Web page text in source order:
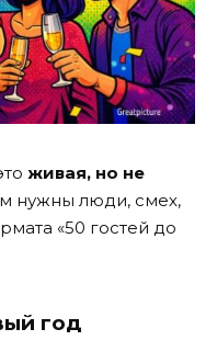
живая, но не
нужны люди, смех,
«50 гостей до
год